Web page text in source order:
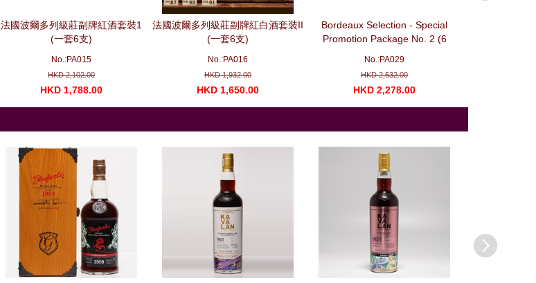
法國波爾多列級莊副牌紅酒套裝1
(一套6支)
No.:PA015
HKD 2,102.00
HKD 1,788.00
法國波爾多列級莊副牌紅白酒套裝II
(一套6支)
No.:PA016
HKD 1,932.00
HKD 1,650.00
Bordeaux Selection - Special
Promotion Package No. 2 (6
No.:PA029
HKD 2,532.00
HKD 2,278.00